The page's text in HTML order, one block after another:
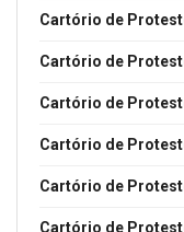
Cartório de
Cartório de
Cartório de
Cartório de
Cartório de
Cartório de